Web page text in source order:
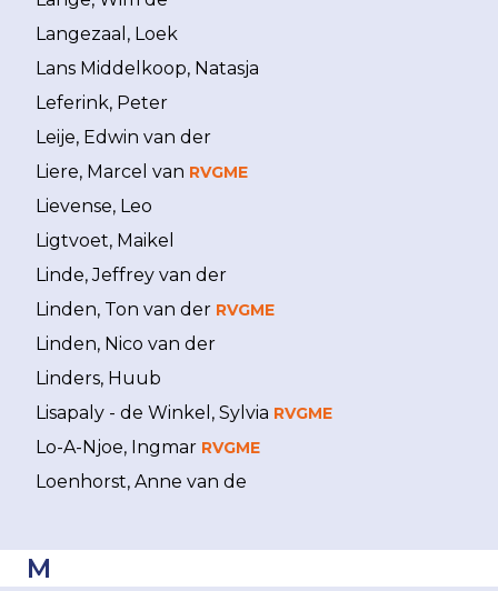
Langezaal, Loek
Lans Middelkoop, Natasja
Leferink, Peter
Leije, Edwin van der
Liere, Marcel van RVGME
Lievense, Leo
Ligtvoet, Maikel
Linde, Jeffrey van der
Linden, Ton van der RVGME
Linden, Nico van der
Linders, Huub
Lisapaly - de Winkel, Sylvia RVGME
Lo-A-Njoe, Ingmar RVGME
Loenhorst, Anne van de
M